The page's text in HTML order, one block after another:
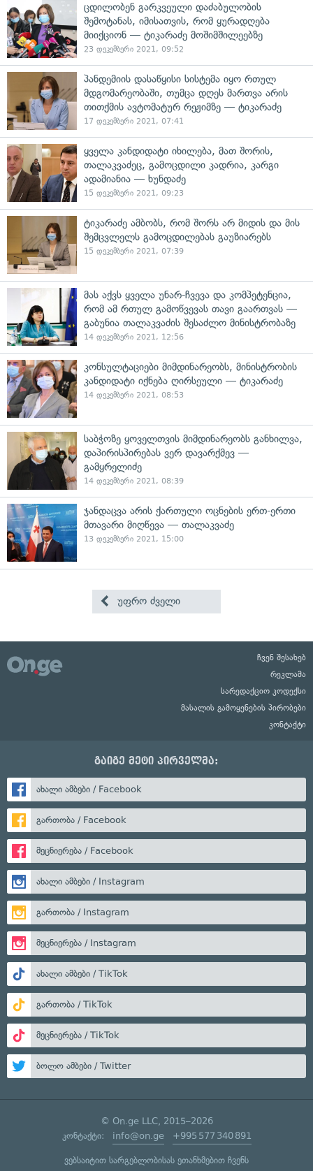
ცდილობენ გარკვეული დაძაბულობის
შემოტანას, იმისათვის, რომ ყურადღება
მიიქციონ — ტიკარაძე მოშიმშილეებზე
23 დეკემბერი 2021, 09:52
პანდემიის დასაწყისი სისტემა იყო რთულ
მდგომარეობაში, თუმცა დღეს მართვა არის
თითქმის ავტომატურ რეჟიმზე — ტიკარაძე
17 დეკემბერი 2021, 07:41
ყველა კანდიდატი იხილება, მათ შორის,
თალაკვაძეც, გამოცდილი კადრია, კარგი
ადამიანია — ხუნდაძე
15 დეკემბერი 2021, 09:23
ტიკარაძე ამბობს, რომ შორს არ მიდის და მის
შემცვლელს გამოცდილებას გაუზიარებს
15 დეკემბერი 2021, 07:39
მას აქვს ყველა უნარ-ჩვევა და კომპეტენცია,
რომ ამ რთულ გამოწვევას თავი გაართვას —
გაბუნია თალაკვაძის შესაძლო მინისტრობაზე
14 დეკემბერი 2021, 12:56
კონსულტაციები მიმდინარეობს, მინისტრობის
კანდიდატი იქნება ღირსეული — ტიკარაძე
14 დეკემბერი 2021, 08:53
საბჭოზე ყოველთვის მიმდინარეობს განხილვა,
დაპირისპირებას ვერ დავარქმევ —
გამყრელიძე
14 დეკემბერი 2021, 08:39
ჯანდაცვა არის ქართული ოცნების ერთ-ერთი
მთავარი მიღწევა — თალაკვაძე
13 დეკემბერი 2021, 15:00
უფრო ძველი
ჩვენ შესახებ
რეკლამა
სარედაქციო კოდექსი
მასალის გამოყენების პირობები
კონტაქტი
გაიგე მეტი პირველმა:
ახალი ამბები / Facebook
გართობა / Facebook
მეცნიერება / Facebook
ახალი ამბები / Instagram
გართობა / Instagram
მეცნიერება / Instagram
ახალი ამბები / TikTok
გართობა / TikTok
მეცნიერება / TikTok
ბოლო ამბები / Twitter
© On.ge LLC, 2015–2026
კონტაქტი: info@on.ge +995 577 340 891
ვებსაიტით სარგებლობისას ეთანხმებით ჩვენს